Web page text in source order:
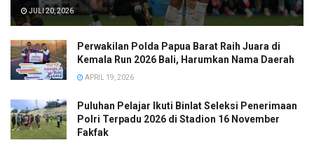
JULI 20, 2026
Perwakilan Polda Papua Barat Raih Juara di
Kemala Run 2026 Bali, Harumkan Nama Daerah
APRIL 19, 2026
Puluhan Pelajar Ikuti Binlat Seleksi Penerimaan
Polri Terpadu 2026 di Stadion 16 November
Fakfak